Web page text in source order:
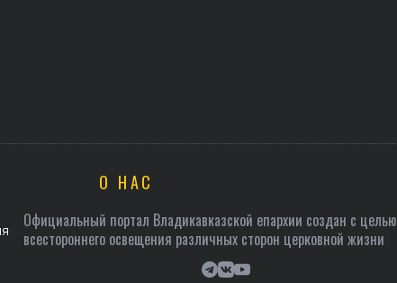
О НАС
Официальный портал Владикавказской епархии создан c целью
всестороннего освещения различных сторон церковной жизни